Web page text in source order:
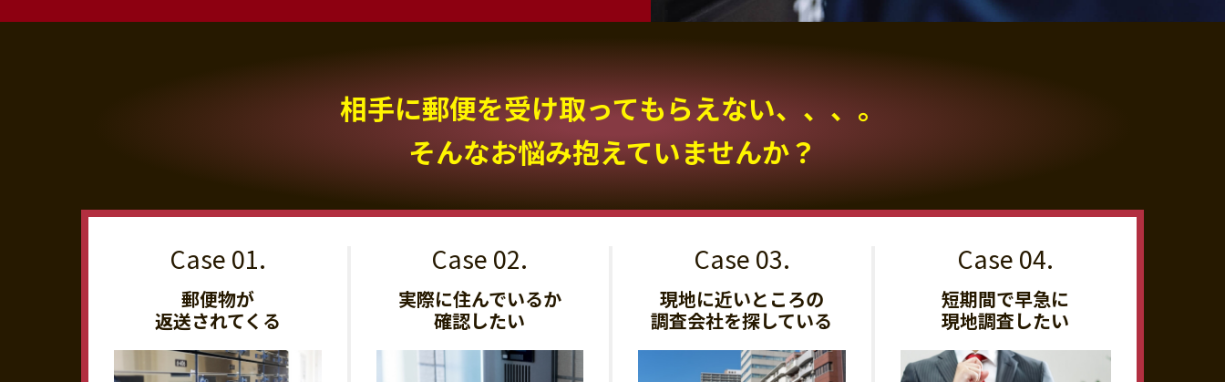
相手に郵便を受け取ってもらえない、、、。
そんなお悩み抱えていませんか？
郵便物が
返送されてくる
実際に住んでいるか
確認したい
現地に近いところの
調査会社を探している
短期間で早急に
現地調査したい